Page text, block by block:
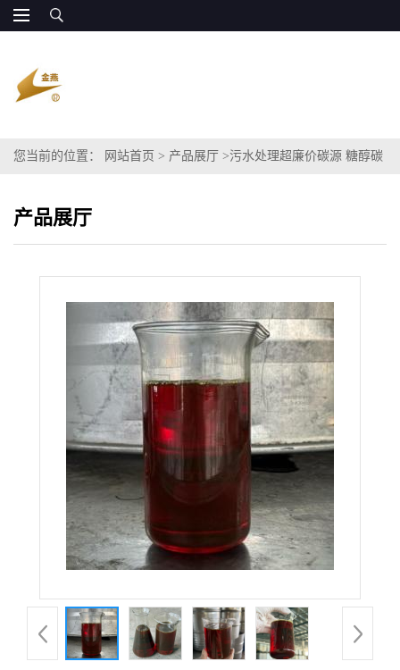
您当前的位置： 网站首页 > 产品展厅 >污水处理超廉价碳源 糖醇碳
产品展厅